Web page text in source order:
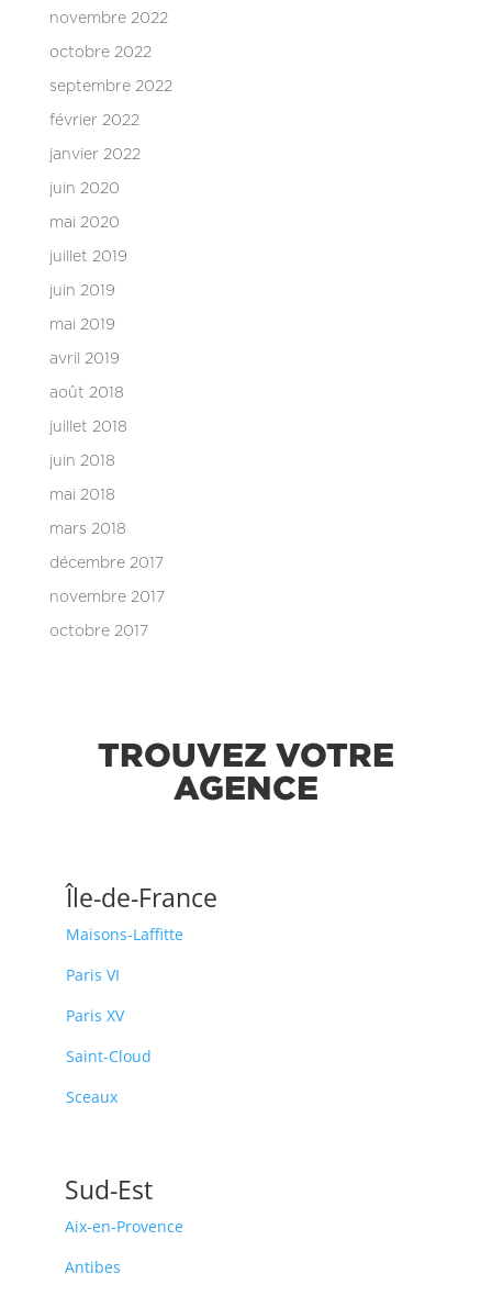
novembre 2022
octobre 2022
septembre 2022
février 2022
janvier 2022
juin 2020
mai 2020
juillet 2019
juin 2019
mai 2019
avril 2019
août 2018
juillet 2018
juin 2018
mai 2018
mars 2018
décembre 2017
novembre 2017
octobre 2017
TROUVEZ VOTRE
AGENCE
Île-de-France
Maisons-Laffitte
Paris VI
Paris XV
Saint-Cloud
Sceaux
Sud-Est
Aix-en-Provence
Antibes